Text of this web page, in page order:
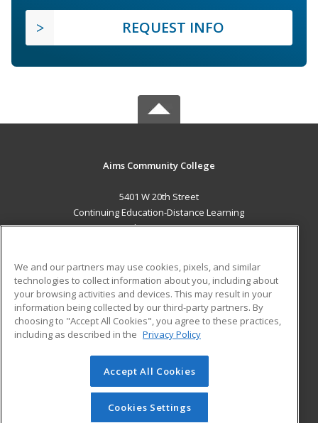
REQUEST INFO
Aims Community College
5401 W 20th Street
Continuing Education-Distance Learning
Greeley, CO 80634 US
Career Training
ADDITIONAL RESOURCES
Military
Help
Student Blog
© 2026 ed2go, a division of Cengage Learning. All rights
reserved. The material on this site cannot be reproduced or
redistributed unless you have obtained prior written
We and our partners may use cookies, pixels, and similar
technologies to collect information about you, including about
your browsing activities and devices. This may result in your
information being collected by our third-party partners. By
choosing to "Accept All Cookies", you agree to these practices,
including as described in the Privacy Policy
Accept All Cookies
Cookies Settings